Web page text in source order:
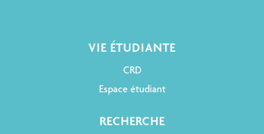
VIE ÉTUDIANTE
CRD
Espace étudiant
RECHERCHE